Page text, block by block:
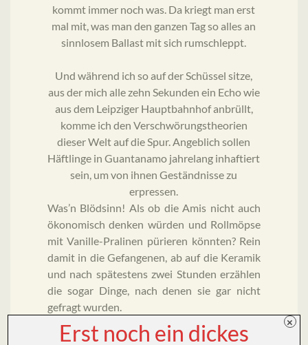
kommt immer noch was. Da kriegt man erst
mal mit, was man den ganzen Tag so alles an
sinnlosem Ballast mit sich rumschleppt.
Und während ich so auf der Schüssel sitze,
aus der mich alle zehn Sekunden ein Echo wie
aus dem Leipziger Hauptbahnhof anbrüllt,
komme ich den Verschwörungstheorien
dieser Welt auf die Spur. Angeblich sollen
Häftlinge in Guantanamo jahrelang inhaftiert
sein, um von ihnen Geständnisse zu
erpressen.
Was’n Blödsinn! Als ob die Amis nicht auch
ökonomisch denken würden und Rollmöpse
mit Vanille-Pralinen pürieren könnten? Rein
damit in die Gefangenen, ab auf die Keramik
und nach spätestens zwei Stunden erzählen
die sogar Dinge, nach denen sie gar nicht
gefragt wurden.
Zurück zur Koloskopie. Ich hätte am Ende
Erst noch ein dickes
×